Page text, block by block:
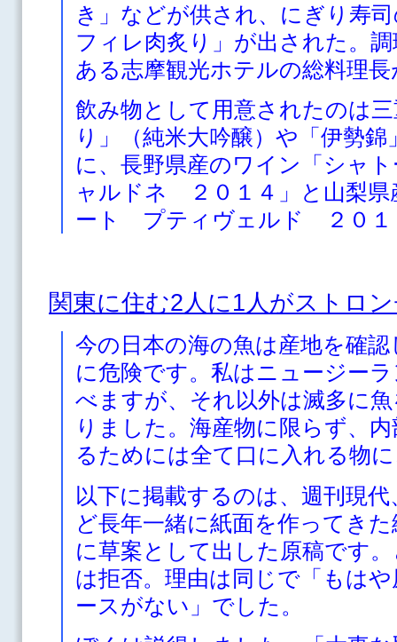
き」などが供され、にぎり寿
フィレ肉炙り」が出された。
ある志摩観光ホテルの総料理
飲み物として用意されたのは
り」（純米大吟醸）や「伊勢
に、長野県産のワイン「シャ
ャルドネ ２０１４」と山梨県
ート プティヴェルド ２０１
関東に住む2人に1人がストロ
今の日本の海の魚は産地を確
に危険です。私はニュージー
べますが、それ以外は滅多に
りました。海産物に限らず、
るためには全て口に入れる物
以下に掲載するのは、週刊現
ど長年一緒に紙面を作ってき
に草案として出した原稿です
は拒否。理由は同じで「もは
ースがない」でした。